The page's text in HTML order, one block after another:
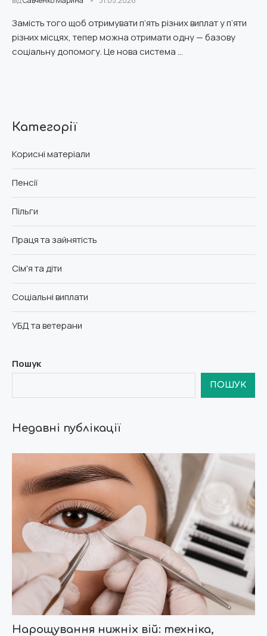
Замість того щоб отримувати п’ять різних виплат у п’яти
різних місцях, тепер можна отримати одну — базову
соціальну допомогу. Це нова система …
Пошук
ПОШУК
Недавні публікації
Нарощування нижніх вій: техніка,
Категорії
Корисні матеріали
Пенсії
Пільги
Праця та зайнятість
Сім'я та діти
Соціальні виплати
УБД та ветерани